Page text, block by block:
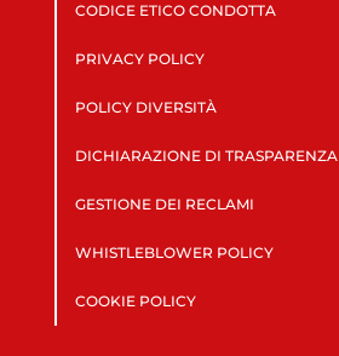
CODICE ETICO CONDOTTA
PRIVACY POLICY
POLICY DIVERSITÀ
DICHIARAZIONE DI TRASPARENZA
GESTIONE DEI RECLAMI
WHISTLEBLOWER POLICY
COOKIE POLICY